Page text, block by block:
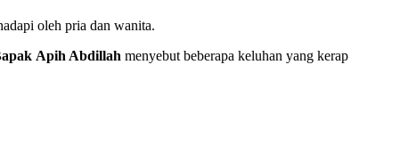
oleh pria dan wanita.
Apih Abdillah menyebut beberapa keluhan yang kerap